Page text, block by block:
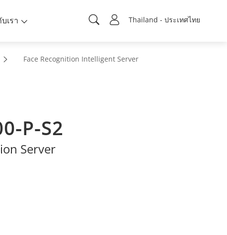
Thailand - ประเทศไทย
เรา
Face Recognition Intelligent Server
P-S2
Server